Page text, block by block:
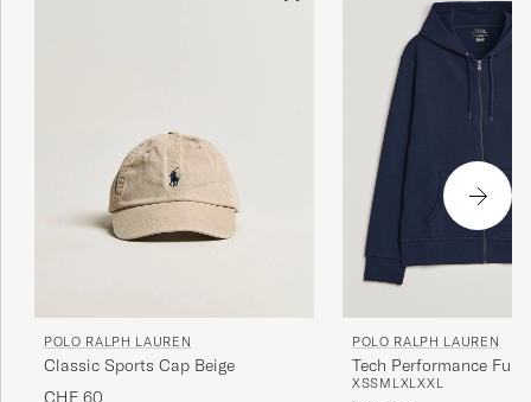
POLO RALPH LAUREN
Classic Sports Cap Beige
CHF 60
POLO RALPH LAUREN
Tech Performance Full
XSSM LXLXXL